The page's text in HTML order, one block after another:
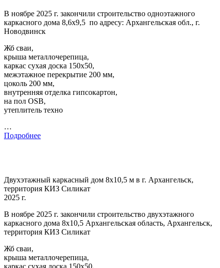
В ноябре 2025 г. закончили строительство одноэтажного
каркасного дома 8,6х9,5 по адресу: Архангельская обл., г.
Новодвинск
Жб сваи,
крыша металлочерепица,
каркас сухая доска 150х50,
межэтажное перекрытие 200 мм,
цоколь 200 мм,
внутренняя отделка гипсокартон,
на пол OSB,
утеплитель техно
…
Подробнее
Двухэтажный каркасный дом 8х10,5 м в г. Архангельск,
территория КИЗ Силикат
2025 г.
В ноябре 2025 г. закончили строительство двухэтажного
каркасного дома 8х10,5 Архангельская область, Архангельск,
территория КИЗ Силикат
Жб сваи,
крыша металлочерепица,